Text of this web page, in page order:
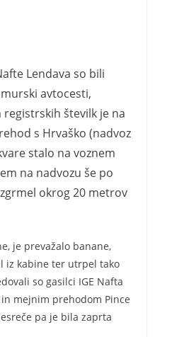
Lendava so bili
avtocesti,
registrskih številk je na
s Hrvaško (nadvoz
stalo na voznem
na nadvozu še po
okrog 20 metrov
je prevažalo banane,
iz kabine ter utrpel tako
so gasilci IGE Nafta
in mejnim prehodom Pince
pa je bila zaprta